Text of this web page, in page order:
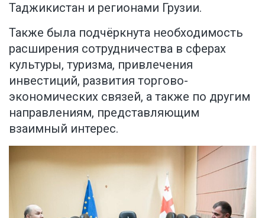
Таджикистан и регионами Грузии.
Также была подчёркнута необходимость
расширения сотрудничества в сферах
культуры, туризма, привлечения
инвестиций, развития торгово-
экономических связей, а также по другим
направлениям, представляющим
взаимный интерес.